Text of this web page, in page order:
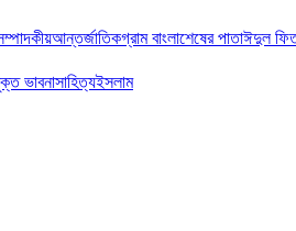
আন্তর্জাতিকগ্রাম বাংলাশেষের পাতাঈদুল
ভাবনাসাহিত্যইসলাম